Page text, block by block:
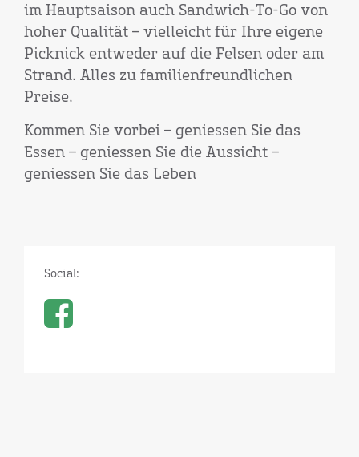
im Hauptsaison auch Sandwich-To-Go von
hoher Qualität – vielleicht für Ihre eigene
Picknick entweder auf die Felsen oder am
Strand. Alles zu familienfreundlichen
Preise.
Kommen Sie vorbei – geniessen Sie das
Essen – geniessen Sie die Aussicht –
geniessen Sie das Leben
Social: